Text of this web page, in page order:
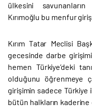
ülkesini
Kırımoğlu bu menfur
Kırım Tatar Meclisi
gecesinde darbe
hemen Türkiye’deki
olduğunu öğrenmeye
girişimin sadece Türkiye
bütün halkların